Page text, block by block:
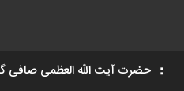
حضرت آیت الله العظمی صافی